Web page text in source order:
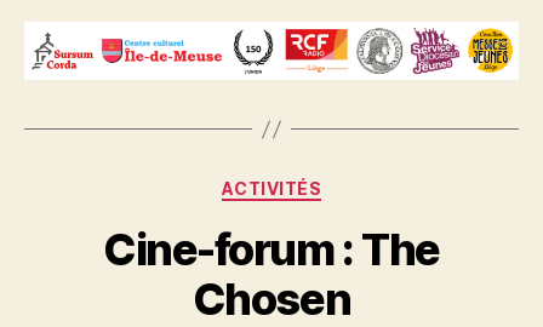
Catégories
ACTIVITÉS
Cine-forum : The
Chosen